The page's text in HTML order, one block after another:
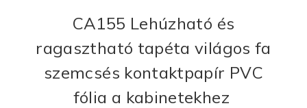
CA155 Lehúzható és
ragasztható tapéta világos fa
szemcsés kontaktpapír PVC
fólia a kabinetekhez